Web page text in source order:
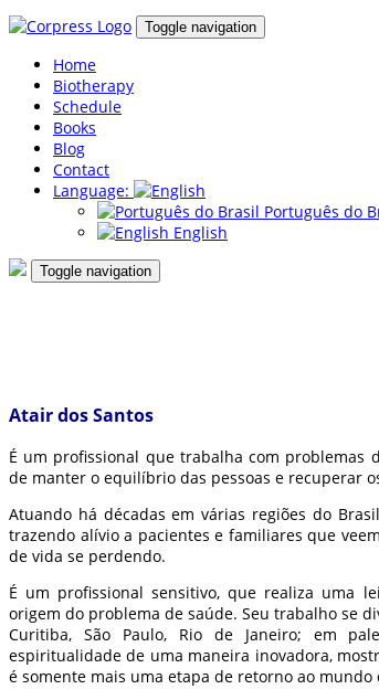
Toggle navigation
Home
Biotherapy
Schedule
Books
Blog
Contact
Language:
Português do
English
Toggle navigation
Atair dos Santos
É um profissional que trabalha com problemas
de manter o equilíbrio das pessoas e recuperar
Atuando há décadas em várias regiões do
trazendo alívio a pacientes e familiares que
de vida se perdendo.
É um profissional sensitivo, que realiza uma
origem do problema de saúde. Seu trabalho se
Curitiba, São Paulo, Rio de Janeiro; em
espiritualidade de uma maneira inovadora,
é somente mais uma etapa de retorno ao mundo